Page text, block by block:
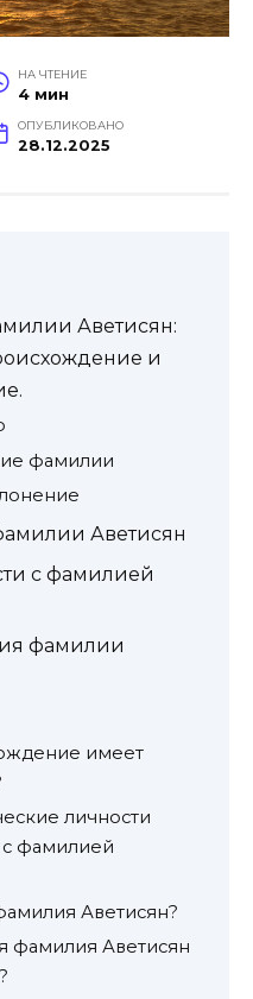
НА ЧТЕНИЕ
4 мин
ОПУБЛИКОВАНО
28.12.2025
Аветисян:
и
фамилии
Аветисян
с фамилией
фамилии
имеет
личности
с фамилией
Аветисян?
фамилия Аветисян